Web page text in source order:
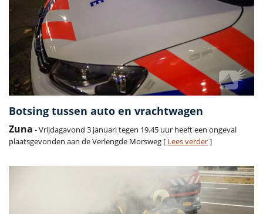
Botsing tussen auto en vrachtwagen
Zuna - Vrijdagavond 3 januari tegen 19.45 uur heeft een ongeval
plaatsgevonden aan de Verlengde Morsweg [ Lees verder]